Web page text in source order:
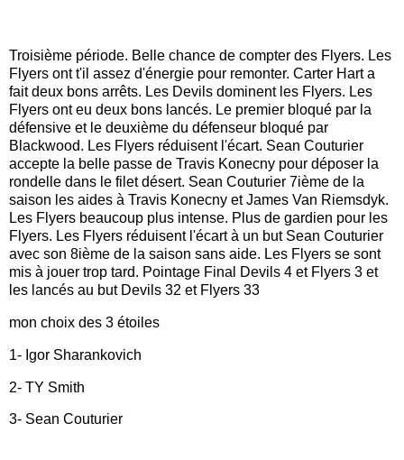
Troisième période. Belle chance de compter des Flyers. Les
Flyers ont t'il assez d'énergie pour remonter. Carter Hart a
fait deux bons arrêts. Les Devils dominent les Flyers. Les
Flyers ont eu deux bons lancés. Le premier bloqué par la
défensive et le deuxième du défenseur bloqué par
Blackwood. Les Flyers réduisent l'écart. Sean Couturier
accepte la belle passe de Travis Konecny pour déposer la
rondelle dans le filet désert. Sean Couturier 7ième de la
saison les aides à Travis Konecny et James Van Riemsdyk.
Les Flyers beaucoup plus intense. Plus de gardien pour les
Flyers. Les Flyers réduisent l'écart à un but Sean Couturier
avec son 8ième de la saison sans aide. Les Flyers se sont
mis à jouer trop tard. Pointage Final Devils 4 et Flyers 3 et
les lancés au but Devils 32 et Flyers 33
mon choix des 3 étoiles
1- Igor Sharankovich
2- TY Smith
3- Sean Couturier